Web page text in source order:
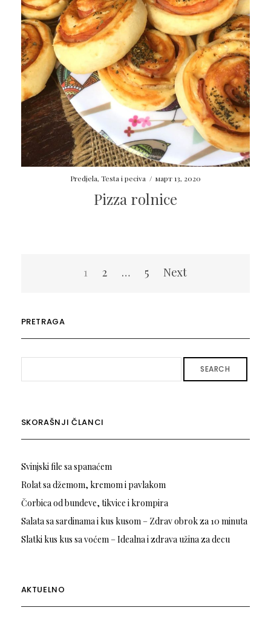
Predjela, Testa i peciva / март 13, 2020
Pizza rolnice
1 2 … 5 Next
PRETRAGA
SEARCH
SKORAŠNJI ČLANCI
Svinjski file sa spanaćem
Rolat sa džemom, kremom i pavlakom
Čorbica od bundeve, tikvice i krompira
Salata sa sardinama i kus kusom – Zdrav obrok za 10 minuta
Slatki kus kus sa voćem – Idealna i zdrava užina za decu
AKTUELNO